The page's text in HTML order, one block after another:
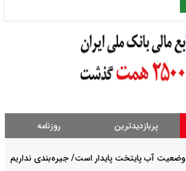
پربازدیدترین روزنامه
آب پایتخت پایدار است/ جیره‌بندی نداریم